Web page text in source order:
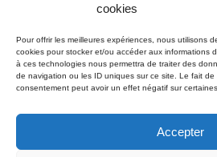
cookies
Pour offrir les meilleures expériences, nous utilisons
cookies pour stocker et/ou accéder aux informations
à ces technologies nous permettra de traiter des
de navigation ou les ID uniques sur ce site. Le fait
consentement peut avoir un effet négatif sur
Accepter
Information
Bijouterie SIAUD11 rue Masséna
Tél: 04 93 82 29 34 / 09 78 81 68 81